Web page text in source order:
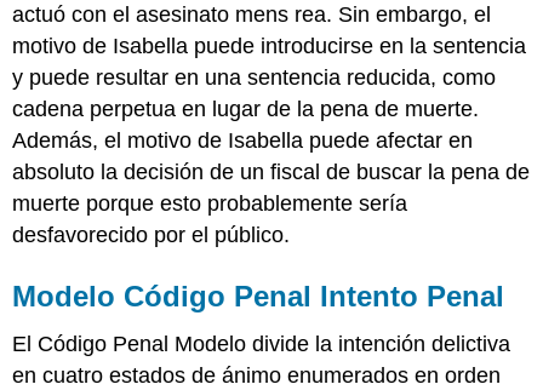
actuó con el asesinato mens rea. Sin embargo, el
motivo de Isabella puede introducirse en la sentencia
y puede resultar en una sentencia reducida, como
cadena perpetua en lugar de la pena de muerte.
Además, el motivo de Isabella puede afectar en
absoluto la decisión de un fiscal de buscar la pena de
muerte porque esto probablemente sería
desfavorecido por el público.
Modelo Código Penal Intento Penal
El Código Penal Modelo divide la intención delictiva
en cuatro estados de ánimo enumerados en orden